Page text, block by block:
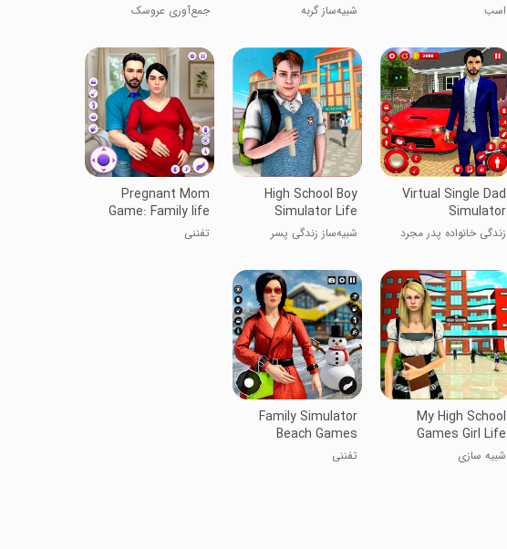
اسب شبیه‌ساز گربه جمع‌آوری عروسک
Virtual Single Dad
Simulator
زندگی خانواده پدر مجرد
High School Boy
Simulator Life
شبیه‌ساز زندگی پسر
Pregnant Mom
Game: Family life
تفننی
My High School
Games Girl Life
شبیه سازی
Family Simulator
Beach Games
تفننی